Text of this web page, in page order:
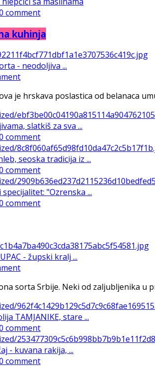
comment
kuhinja
- neodoljiva ...
je hrskava poslastica od belanaca
slatkiš za sva ...
comment
seoska tradicija iz ...
comment
"Ozrenska ...
comment
- župski kralj ...
sorta Srbije. Neki od zaljubljenika u
TAMJANIKE, stare ...
comment
- kuvana rakija, ...
comment